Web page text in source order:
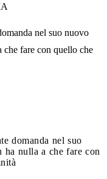
nel suo nuovo
fare con quello che
domanda nel suo
nulla a che fare con